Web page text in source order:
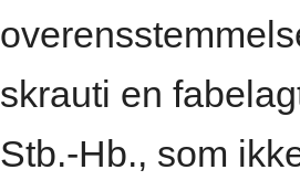
skrauti en
Stb.-Hb., som